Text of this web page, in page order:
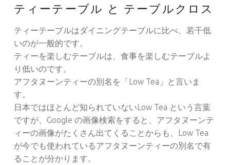
ティーテーブル と テーブルクロス
ティーテーブルはダイニングテーブルに比べ、若干低
いのが一般的です。
ティーを楽しむテーブルは、食事を楽しむテーブルよ
り低いのです。
アフタヌーンティーの別名を「Low Tea」と言いま
す。
日本ではほとんど知られていないLow Tea という言葉
ですが、Google の画像検索をすると、アフタヌーンテ
ィーの画像がたくさん出てくることからも、Low Tea
が今でも使われているアフタヌーンティーの別名で有
ることが分かります。